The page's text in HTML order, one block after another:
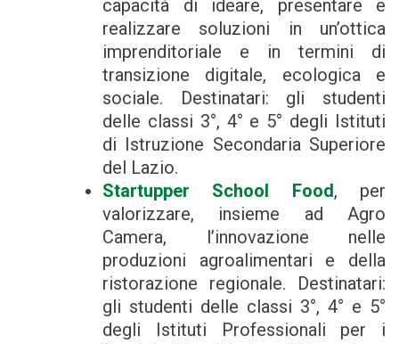
capacità di ideare, presentare e
realizzare soluzioni in un’ottica
imprenditoriale e in termini di
transizione digitale, ecologica e
sociale. Destinatari: gli studenti
delle classi 3°, 4° e 5° degli Istituti
di Istruzione Secondaria Superiore
del Lazio.
Startupper School Food, per
valorizzare, insieme ad Agro
Camera, l’innovazione nelle
produzioni agroalimentari e della
ristorazione regionale. Destinatari:
gli studenti delle classi 3°, 4° e 5°
degli Istituti Professionali per i